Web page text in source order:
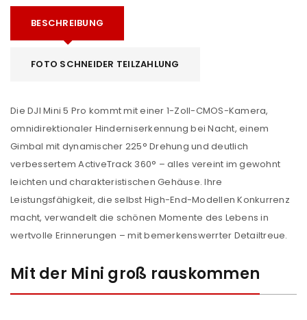
BESCHREIBUNG
FOTO SCHNEIDER TEILZAHLUNG
Die DJI Mini 5 Pro kommt mit einer 1-Zoll-CMOS-Kamera,
omnidirektionaler Hinderniserkennung bei Nacht, einem
Gimbal mit dynamischer 225° Drehung und deutlich
verbessertem ActiveTrack 360° – alles vereint im gewohnt
leichten und charakteristischen Gehäuse. Ihre
Leistungsfähigkeit, die selbst High-End-Modellen Konkurrenz
macht, verwandelt die schönen Momente des Lebens in
wertvolle Erinnerungen – mit bemerkenswerrter Detailtreue.
Mit der Mini groß rauskommen